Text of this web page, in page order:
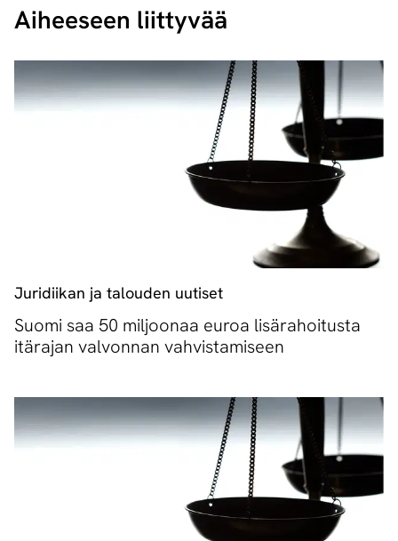
Aiheeseen liittyvää
Juridiikan ja talouden uutiset
Suomi saa 50 miljoonaa euroa lisärahoitusta
itärajan valvonnan vahvistamiseen